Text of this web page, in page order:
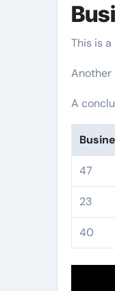
This is
Another
A
47
23
40